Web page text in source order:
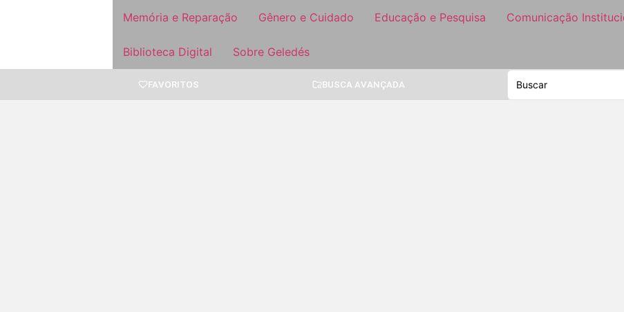
Memória e Reparação Gênero e Cuidado Educação e Pesquisa Comunicação
Biblioteca Digital Sobre Geledés
FAVORITOS BUSCA AVANÇADA